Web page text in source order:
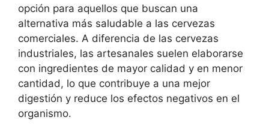
opción para aquellos que buscan una
alternativa más saludable a las cervezas
comerciales. A diferencia de las cervezas
industriales, las artesanales suelen elaborarse
con ingredientes de mayor calidad y en menor
cantidad, lo que contribuye a una mejor
digestión y reduce los efectos negativos en el
organismo.